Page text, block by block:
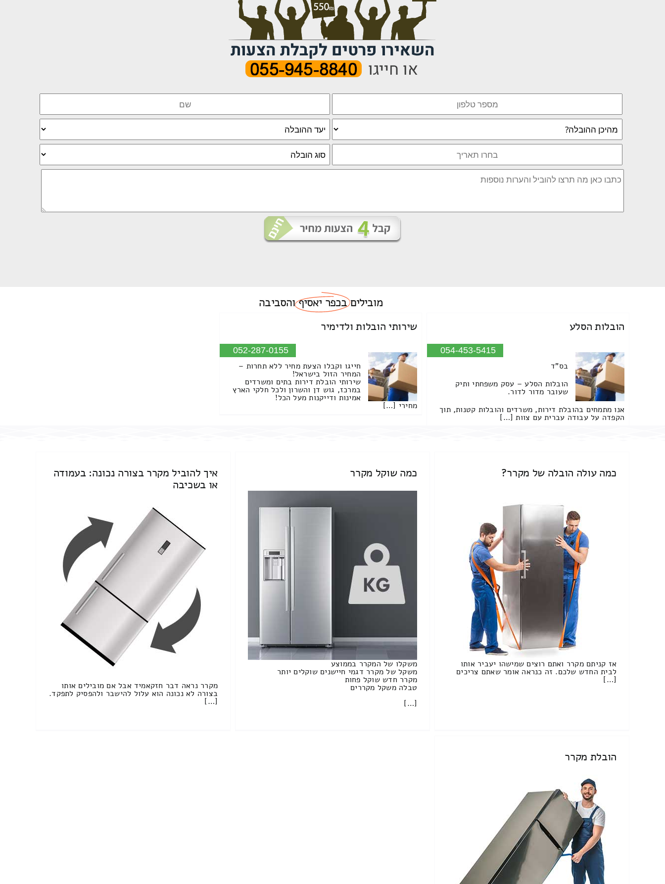
מוביליםבכפר יאסיףוהסביבה
הובלות הסלע
054-453-5415
בס"ד
הובלות הסלע – עסק משפחתי ותיק
שעובר מדור לדור.
אנו מתמחים בהובלת דירות, משרדים והובלות קטנות, תוך
הקפדה על עבודה עברית עם צוות […]
שירותי הובלות ולדימיר
052-287-0155
חייגו וקבלו הצעת מחיר ללא תחרות –
המחיר הזול בישראל!
שירותי הובלת דירות בתים ומשרדים
במרכז, גוש דן והשרון ולכל חלקי הארץ
אמינות ודייקנות מעל הכל!
מחירי […]
כמה עולה הובלה של מקרר?
אז קניתם מקרר ואתם רוצים שמישהו יעביר אותו
לבית החדש שלכם. זה כנראה אומר שאתם צריכים
[…]
כמה שוקל מקרר
משקלו של המקרר בממוצע
משקל של מקרר דגמי חיישנים שוקלים יותר
מקרר חדש שוקל פחות
טבלה משקל מקררים
[…]
איך להוביל מקרר בצורה נכונה: בעמודה
או בשכיבה
מקרר נראה דבר חזקאמיד אבל אם מובילים אותו
בצורה לא נכונה הוא עלול להישבר ולהפסיק לתפקד.
[…]
הובלת מקרר